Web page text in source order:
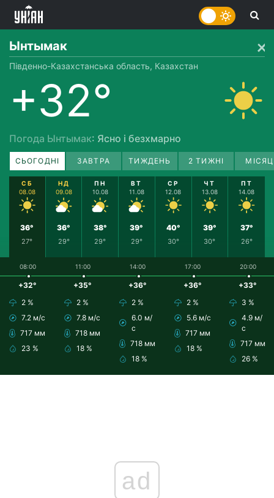
Ынтымак
Південно-Казахстанська область, Казахстан
+32°
Погода Ынтымак: Ясно і безхмарно
СЬОГОДНІ ЗАВТРА ТИЖДЕНЬ 2 ТИЖНІ
СБ
08.08
36°
27°
НД
09.08
36°
29°
ПН
10.08
38°
29°
ВТ
11.08
39°
29°
СР
12.08
40°
30°
ЧТ
13.08
39°
30°
ПТ
14.08
37°
26°
08:00
+32°
2 %
7.2 м/с
717 мм
23 %
11:00
+35°
2 %
7.8 м/с
718 мм
18 %
14:00
+36°
2 %
6.0 м/
с
718 мм
18 %
17:00
+36°
2 %
5.6 м/с
717 мм
18 %
20:00
+33°
3 %
4.9 м/
с
717 мм
26 %
ad